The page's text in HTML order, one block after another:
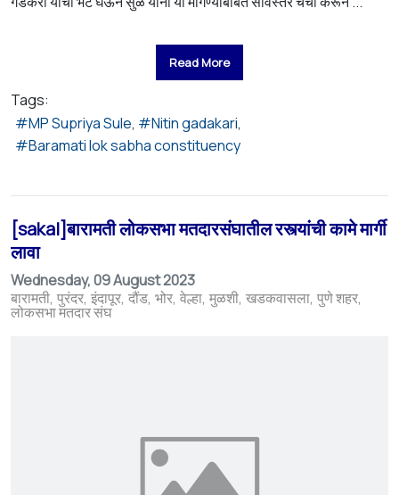
Read More
Tags:
MP Supriya Sule
Nitin gadakari
Baramati lok sabha constituency
[sakal]बारामती लोकसभा मतदारसंघातील रस्त्यांची कामे मार्गी
लावा
Wednesday, 09 August 2023
बारामती पुरंदर इंदापूर दौंड भोर वेल्हा मुळशी खडकवासला पुणे शहर
लोकसभा मतदार संघ